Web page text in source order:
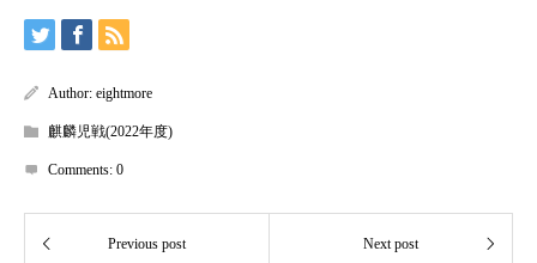
Author: eightmore
麒麟児戦(2022年度)
Comments: 0